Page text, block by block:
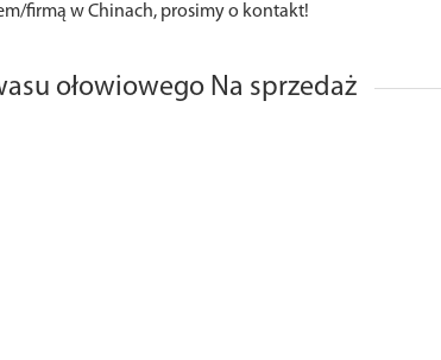
firmą w Chinach, prosimy o kontakt!
ołowiowego Na sprzedaż